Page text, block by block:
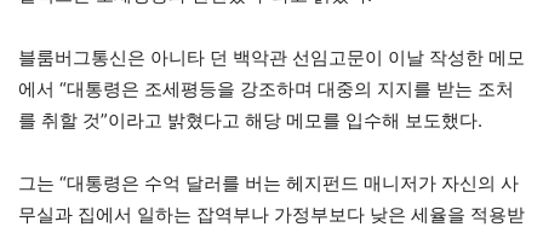
블룸버그통신은 아니타 던 백악관 선임고문이 이날 작성한 메모
에서 “대통령은 조세평등을 강조하며 대중의 지지를 받는 조처
를 취할 것”이라고 밝혔다고 해당 메모를 입수해 보도했다.
그는 “대통령은 수억 달러를 버는 헤지펀드 매니저가 자신의 사
무실과 집에서 일하는 잡역부나 가정부보다 낮은 세율을 적용받